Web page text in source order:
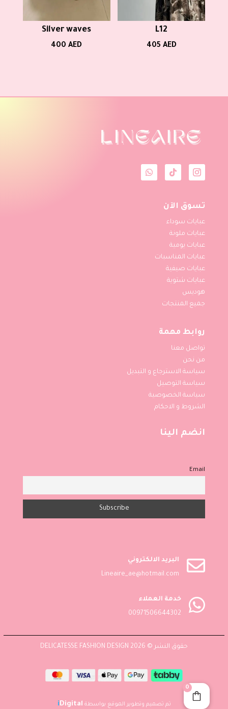
L12
405 AED
Silver waves
400AED
تسوق الآن
عبايات سوداء
عبايات ملونة
عبايات يومية
عبايات المناسبات
عبايات صيفية
عبايات شتوية
هوديس
جميع المنتجات
روابط مهمة
تواصل معنا
من نحن
سياسة الاسترجاع و التبديل
سياسة التوصيل
سياسة الخصوصية
الشروط و الاحكام
انضم الينا
Email

البريد الالكتروني
Lineaire_ae@hotmail.com

خدمة العملاء
00971506644302
حقوق النشر © 2026 DELICATESSE FASHION DESIGN
تم تصميم وتطوير الموقع بواسطة iDigital
0